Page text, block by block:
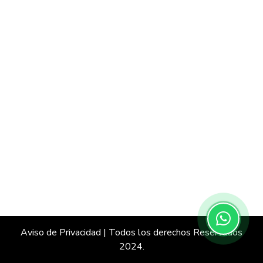
Aviso de Privacidad | Todos los derechos Reservados
2024.